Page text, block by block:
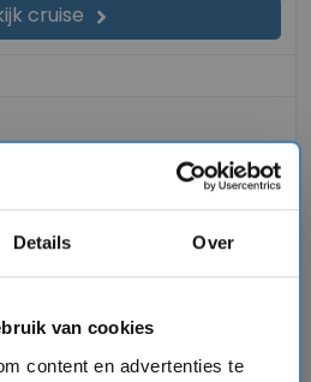
Details Over
van cookies
content en advertenties te
cruise chevron_right
favorite